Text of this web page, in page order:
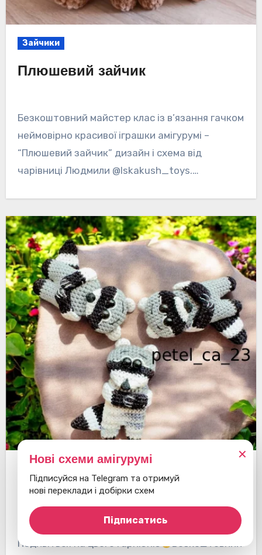
Зайчики
Плюшевий зайчик
Безкоштовний майстер клас із в’язання гачком
неймовірно красивої іграшки амігурумі –
“Плюшевий зайчик” дизайн і схема від
чарівниці Людмили @lskakush_toys.…
Брошка Єнот
Подивіться на цього гарнюню Безкоштовний
✕
Нові схеми амігурумі
Підписуйся на Telegram та отримуй
нові переклади і добірки схем
Підписатись